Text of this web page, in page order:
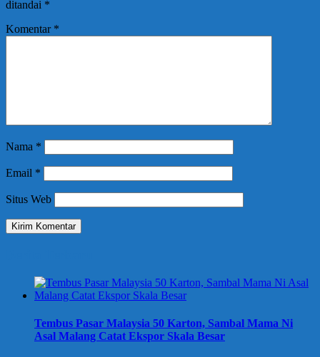
ditandai *
Komentar *
Nama *
Email *
Situs Web
Tembus Pasar Malaysia 50 Karton, Sambal Mama Ni
Asal Malang Catat Ekspor Skala Besar